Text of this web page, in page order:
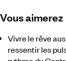
Vous aimerez
Vivre le rêve
ressentir les